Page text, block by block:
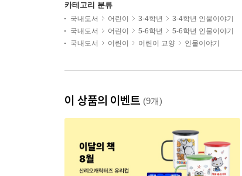
카테고리 분류
국내도서 어린이 3-4학년
3-4학년 인물이야기
국내도서
어린이 5-6학년
5-6학년 인물이야기
국내도서
어린이 어린이 교양 인물이야기
이 상품의 이벤트 (9개)